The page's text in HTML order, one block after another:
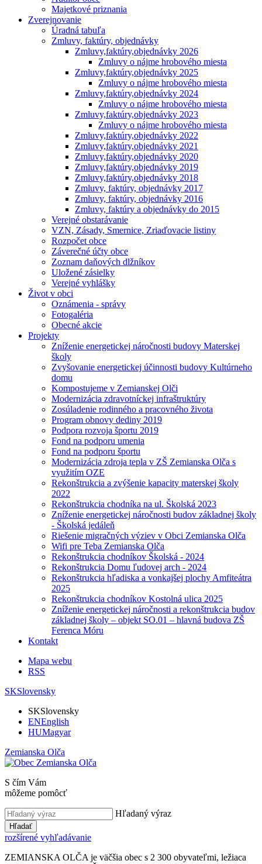
Majetkové priznania
Zverejnovanie
Úradná tabuľa
Zmluvy, faktúry, objednávky
Zmluvy,faktúry,objednávky 2026
Zmluvy o nájme hrobového miesta
Zmluvy,faktúry,objednávky 2025
Zmluvy o nájme hrobového miesta
Zmluvy,faktúry,objednávky 2024
Zmluvy o nájme hrobového miesta
Zmluvy,faktúry,objednávky 2023
Zmluvy o nájme hrobového miesta
Zmluvy,faktúry,objednávky 2022
Zmluvy,faktúry,objednávky 2021
Zmluvy,faktúry,objednávky 2020
Zmluvy,faktúry,objednávky 2019
Zmluvy,faktúry,objednávky 2018
Zmluvy, faktúry, objednávky 2017
Zmluvy, faktúry, objednávky 2016
Zmluvy, faktúry a objednávky do 2015
Verejné obstarávanie
VZN, Zásady, Smernice, Zriaďovacie listiny
Rozpočet obce
Záverečné účty obce
Zoznam daňových dlžníkov
Uložené zásielky
Verejné vyhlášky
Život v obci
Oznámenia - správy
Fotogaléria
Obecné akcie
Projekty
Zníženie energetickej náročnosti budovy Materskej
školy
Zvyšovanie energetickej účinnosti budovy Kultúrneho
domu
Kompostujeme v Zemianskej Olči
Modernizácia zdravotníckej infraštruktúry
Zosúladenie rodinného a pracovného života
Program obnovy dediny 2019
Podpora rozvoja športu 2019
Fond na podporu umenia
Fond na podporu športu
Modernizácia zdroja tepla v ZŠ Zemianska Olča s
využitím OZE
Rekonštrukcia a zvýšenie kapacity materskej školy
2022
Rekonštrukcia chodníka na ul. Školská 2023
Zníženie energetickej náročnosti budov základnej školy
- Školská jedáleň
Riešenie migračných výziev v Obci Zemianska Olča
Wifi pre Teba Zemianska Olča
Rekonštrukcia chodníkov Školská - 2024
Rekonštrukcia Domu ľudovej arch - 2024
Rekonštrukcia hľadiska a vonkajšej plochy Amfiteátra
2025
Rekonštrukcia chodníkov Kostolná ulica 2025
Zníženie energetickej náročnosti a rekonštrukcia budov
základnej školy – objekt SO.01 – hlavná budova ZŠ
Ferenca Móru
Kontakt
Mapa webu
RSS
SKSlovensky
SKSlovensky
ENEnglish
HUMagyar
Zemianska Olča
S čím Vám
môžeme pomôcť
Hľadaný výraz
Hľadať
rozšírené vyhľadávanie
ZEMIANSKA OLČA je väčšia obec s 2 300 obyvateľmi, ležiaca